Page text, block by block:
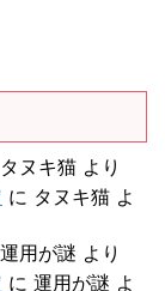
タヌキ猫 より
に タヌキ猫 よ
運用が謎 より
に 運用が謎 よ